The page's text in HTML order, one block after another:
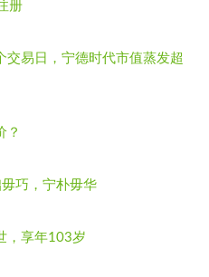
册
交易日，宁德时代市值蒸发超
？
巧，宁朴毋华
，享年103岁